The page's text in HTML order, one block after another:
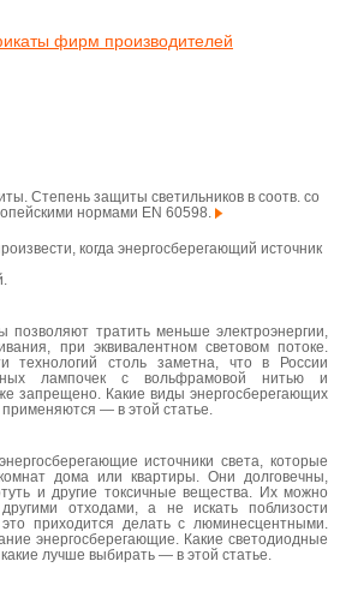
фирм производителей
Степень защиты светильников в соотв. со
нормами EN 60598.
когда энергосберегающий источник
тратить меньше электроэнергии,
при эквивалентном световом потоке.
технологий столь заметна, что в России
лампочек с вольфрамовой нитью и
запрещено. Какие виды энергосберегающих
— в этой статье.
источники света, которые
дома или квартиры. Они долговечны,
и другие токсичные вещества. Их можно
отходами, а не искать поблизости
приходится делать с люминесцентными.
энергосберегающие. Какие светодиодные
лучше выбирать — в этой статье.